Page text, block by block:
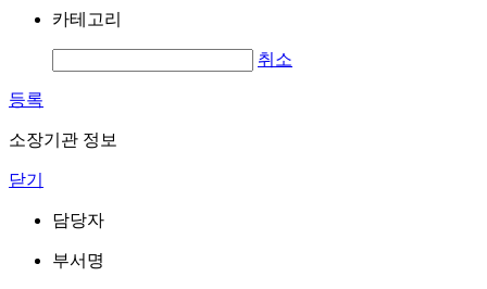
카테고리
취소
등록
소장기관 정보
닫기
담당자
부서명